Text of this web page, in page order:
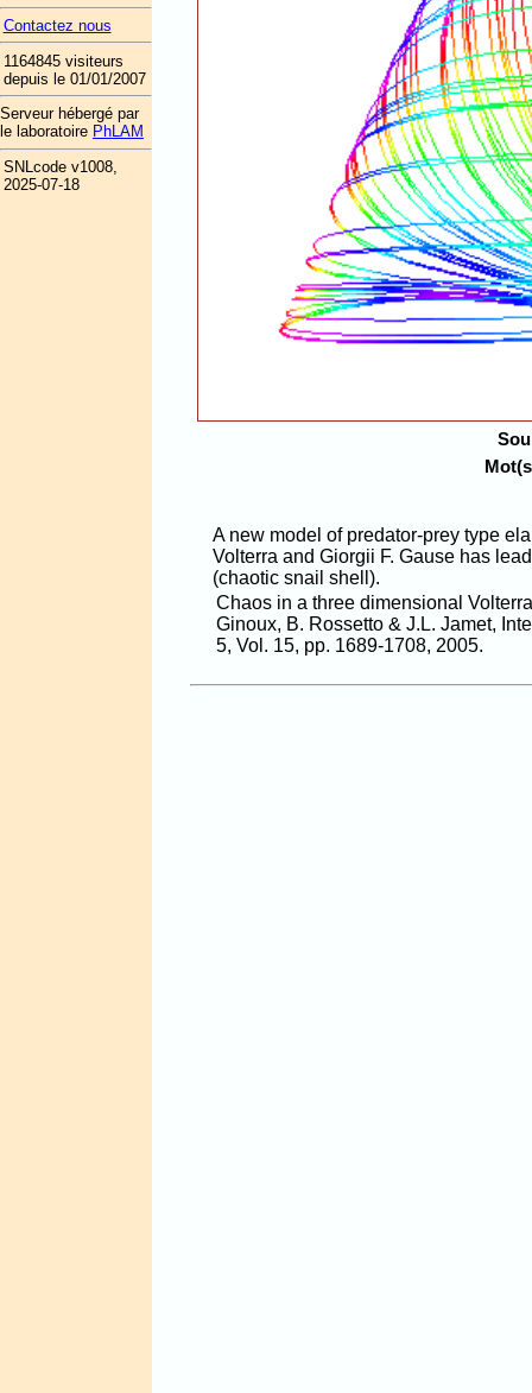
A new model of predator-prey type
Volterra and Giorgii F. Gause has
(chaotic snail shell).
Chaos in a three dimensional
Ginoux, B. Rossetto & J.L. Jamet,
5, Vol. 15, pp. 1689-1708, 2005.
Contactez nous
1164845 visiteurs
depuis le 01/01/2007
Serveur hébergé par
le laboratoire PhLAM
SNLcode v1008,
2025-07-18